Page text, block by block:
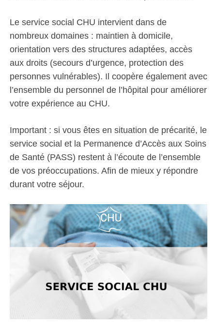
Le service social CHU intervient dans de
nombreux domaines : maintien à domicile,
orientation vers des structures adaptées, accès
aux droits (secours d’urgence, protection des
personnes vulnérables). Il coopère également avec
l’ensemble du personnel de l’hôpital pour améliorer
votre expérience au CHU.
Important : si vous êtes en situation de précarité, le
service social et la Permanence d’Accès aux Soins
de Santé (PASS) restent à l’écoute de l’ensemble
de vos préoccupations. Afin de mieux y répondre
durant votre séjour.